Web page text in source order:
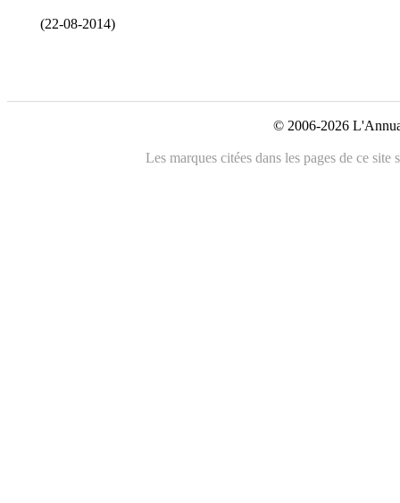
(22-08-2014)
© 2006-2026
Les marques citées dans les pages de ce